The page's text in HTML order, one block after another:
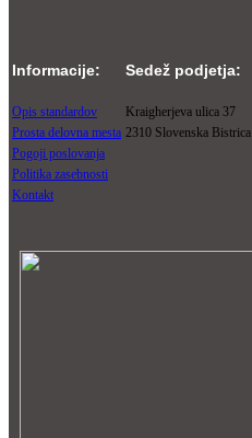
Informacije: Sedež podjetja:
Opis standardov Kraigherjeva ulica 37
Prosta delovna mesta 2310 Slovenska Bistrica
Pogoji poslovanja
Politika zasebnosti
Kontakt